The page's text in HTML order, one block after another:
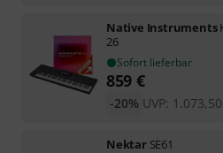
Native Instruments
26
Sofort lieferbar
859 €
UVP: 1.073,50
-20%
Nektar SE61